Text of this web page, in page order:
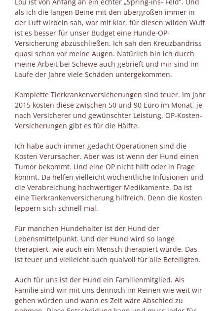
als ich die langen Beine mit den übergroßen immer in
der Luft wirbeln sah, war mit klar, für diesen wilden Wuff
ist es besser für unser Budget eine Hunde-OP-
Versicherung abzuschließen. Ich sah den Kreuzbandriss
quasi schon vor meine Augen. Natürlich bin ich durch
meine Arbeit bei Schewe auch gebrieft und mir sind im
Laufe der Jahre viele Schäden untergekommen.
Komplette Tierkrankenversicherungen sind teuer. Im Jahr
2015 kosten diese zwischen 50 und 90 Euro im Monat, je
nach Versicherer und gewünschter Leistung. OP-Kosten-
Versicherungen gibt es für die Hälfte.
Ich habe auch immer gedacht Operationen sind die
Kosten Verursacher. Aber was ist wenn der Hund einen
Tumor bekommt. Und eine OP nicht hilft oder in Frage
kommt. Da helfen vielleicht wöchentliche Infusionen und
die Verabreichung hochwertiger Medikamente. Da ist
eine Tierkrankenversicherung hilfreich. Denn die Kosten
leppern sich schnell mal.
Für manchen Hundehalter ist der Hund der
Lebensmittelpunkt. Und der Hund wird so lange
therapiert, wie auch ein Mensch therapiert würde. Das
ist teuer und vielleicht auch qualvoll für alle Beteiligten.
Auch für uns ist der Hund ein Familienmitglied. Als
Familie sind wir mit uns dennoch im Reinen wie weit wir
gehen würden und wann es Zeit wäre Abschied zu